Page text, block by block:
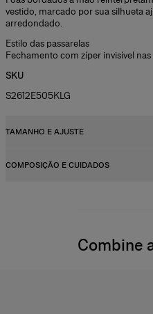
vestido, marcado por sua silhueta
arredondado.
Estilo das passarelas
Fechamento com zíper invisível nas
SKU
S2612E505KLG
TAMANHO E AJUSTE
Corte justo
: 60,96 cm
COMPOSIÇÃO E CUIDADOS
Somente limpeza de manchas
Combine